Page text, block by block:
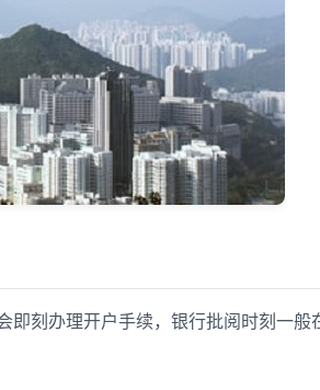
刻办理开户手续，银行批阅时刻一般